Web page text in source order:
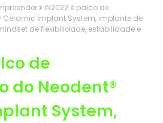
IN2022 é palco de
Implant System, implante de
de flexibilidade, estabilidade e
de
do Neodent®
System,